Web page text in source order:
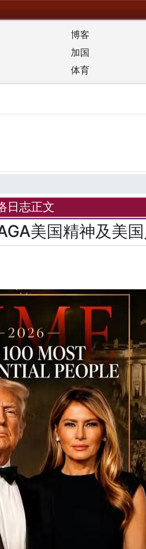
博客
加国
体育
日志正文
美国精神及美国